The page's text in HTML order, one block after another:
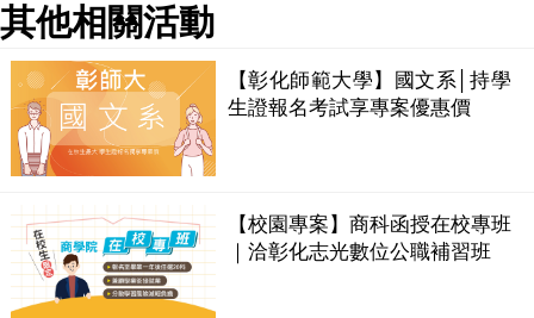
其他相關活動
【彰化師範大學】國文系│持學
生證報名考試享專案優惠價
【校園專案】商科函授在校專班
｜洽彰化志光數位公職補習班